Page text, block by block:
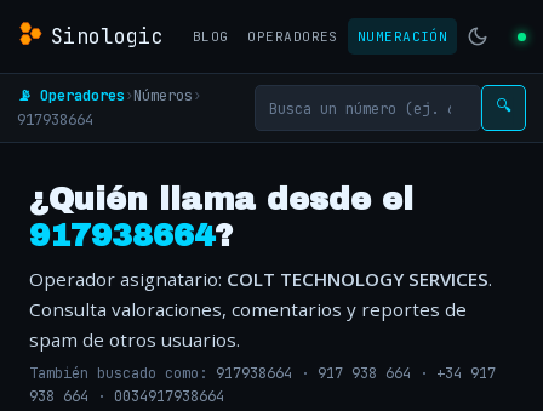
Sinologic BLOG OPERADORES NUMERACIÓN
📡 Operadores›Números›
917938664
🔍
¿Quién llama desde el
917938664?
Operador asignatario: COLT TECHNOLOGY SERVICES.
Consulta valoraciones, comentarios y reportes de
spam de otros usuarios.
También buscado como: 917938664 · 917 938 664 · +34 917
938 664 · 0034917938664